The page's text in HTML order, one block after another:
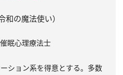
の魔法使い）
眠心理療法士
ション系を得意とする。多数